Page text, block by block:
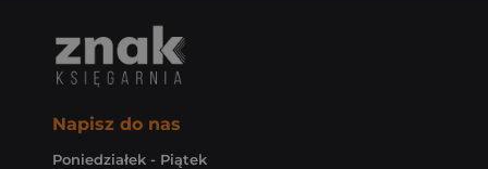
Napisz do nas
Poniedziałek - Piątek